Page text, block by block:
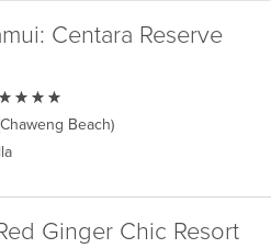
Centara Reserve
Beach)
Ginger Chic Resort